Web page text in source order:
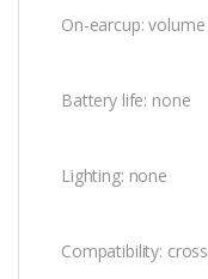
On-earcup:
Battery life: none
Lighting: none
Compatibility: